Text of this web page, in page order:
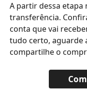
A partir dessa etapa
transferência.
conta que vai
tudo certo, aguarde
compartilhe o